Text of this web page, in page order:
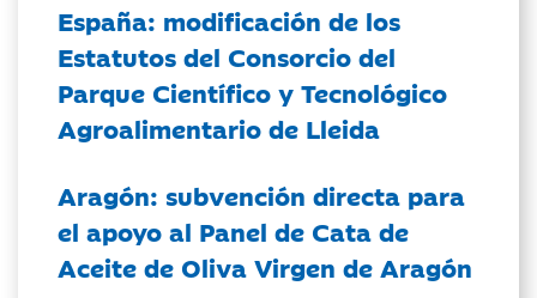
España: modificación de los
Estatutos del Consorcio del
Parque Científico y Tecnológico
Agroalimentario de Lleida
Aragón: subvención directa para
el apoyo al Panel de Cata de
Aceite de Oliva Virgen de Aragón